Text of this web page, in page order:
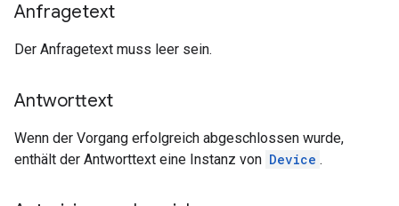
Anfragetext
Der Anfragetext muss leer sein.
Antworttext
Wenn der Vorgang erfolgreich abgeschlossen wurde,
enthält der Antworttext eine Instanz von Device .